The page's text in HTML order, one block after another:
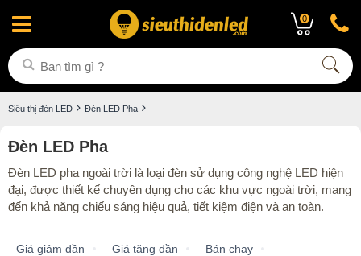
0
Siêu thị đèn LED Đèn LED Pha
Đèn LED Pha
Đèn LED pha ngoài trời là loại đèn sử dụng công nghệ LED hiện
đại, được thiết kế chuyên dụng cho các khu vực ngoài trời, mang
đến khả năng chiếu sáng hiệu quả, tiết kiệm điện và an toàn.
Giá giảm dần Giá tăng dần Bán chạy